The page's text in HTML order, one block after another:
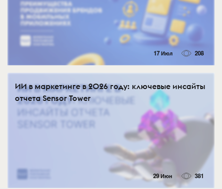
17 Июл 208
ИИ в маркетинге в 2026 году: ключевые инсайты
отчета Sensor Tower
29 Июн 381